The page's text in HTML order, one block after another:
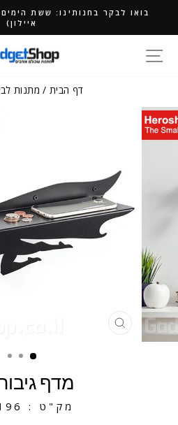
איילון)
דף הבית/ מתנות
מדף
מק"ט : GA3196
סגירה